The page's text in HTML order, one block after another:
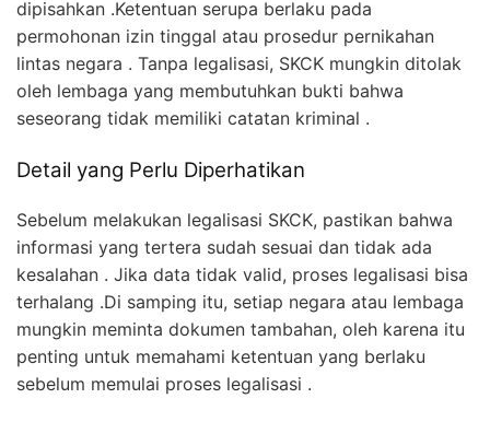
dipisahkan .Ketentuan serupa berlaku pada
permohonan izin tinggal atau prosedur pernikahan
lintas negara . Tanpa legalisasi, SKCK mungkin ditolak
oleh lembaga yang membutuhkan bukti bahwa
seseorang tidak memiliki catatan kriminal .
Detail yang Perlu Diperhatikan
Sebelum melakukan legalisasi SKCK, pastikan bahwa
informasi yang tertera sudah sesuai dan tidak ada
kesalahan . Jika data tidak valid, proses legalisasi bisa
terhalang .Di samping itu, setiap negara atau lembaga
mungkin meminta dokumen tambahan, oleh karena itu
penting untuk memahami ketentuan yang berlaku
sebelum memulai proses legalisasi .